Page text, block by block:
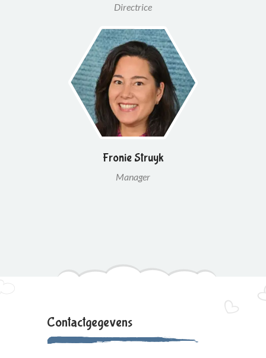
Directrice
Fronie Struyk
Manager
Contactgegevens